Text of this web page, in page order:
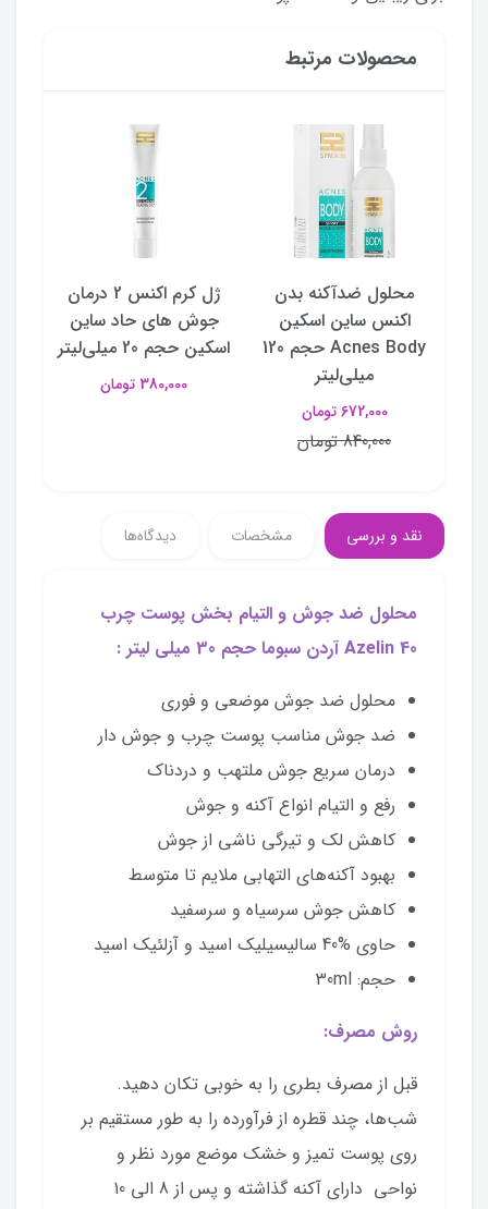
محصولات مرتبط
محلول ضدآکنه بدن
اکنس ساین اسکین
Acnes Body حجم 120
میلی‌لیتر
672,000 تومان
840,000 تومان
ژل کرم اکنس 2 درمان
جوش های حاد ساین
اسکین حجم 20 میلی‌لیتر
380,000 تومان
نقد و بررسی مشخصات دیدگاه‌ها
محلول ضد جوش و التیام بخش پوست چرب
Azelin 40 آردن سبوما حجم 30 میلی لیتر :
محلول ضد جوش موضعی و فوری
ضد جوش مناسب پوست‌ چرب و جوش دار
درمان سریع جوش‌ ملتهب و دردناک
رفع و التیام انواع آکنه و جوش
کاهش لک و تیرگی ناشی از جوش
بهبود آکنه‌های التهابی ملایم تا متوسط
کاهش جوش‌ سرسیاه و سرسفید
حاوی %40 سالیسیلیک اسید و آزلئیک اسید
حجم: 30ml
روش مصرف:
قبل از مصرف بطری را به خوبی تکان دهید.
شب‌ها، چند قطره از فرآورده را به طور مستقیم بر
روی پوست تمیز و خشک موضع مورد نظر و
نواحی دارای آکنه گذاشته و پس از 8 الی 10